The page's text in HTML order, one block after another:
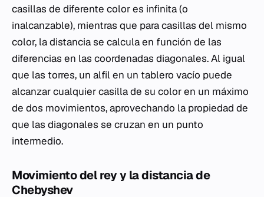
casillas de diferente color es infinita (o
inalcanzable), mientras que para casillas del mismo
color, la distancia se calcula en función de las
diferencias en las coordenadas diagonales. Al igual
que las torres, un alfil en un tablero vacío puede
alcanzar cualquier casilla de su color en un máximo
de dos movimientos, aprovechando la propiedad de
que las diagonales se cruzan en un punto
intermedio.
Movimiento del rey y la distancia de
Chebyshev